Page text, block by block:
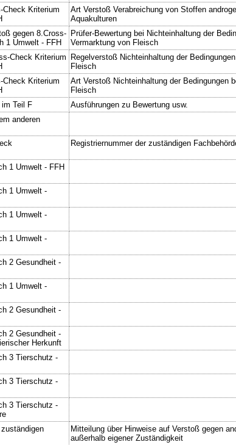
Check Kriterium
Art Verstoß Verabreichung von Stoffen
Aquakulturen
gegen 8.Cross-
1 Umwelt - FFH
Prüfer-Bewertung bei Nichteinhaltung der
Vermarktung von Fleisch
Check Kriterium
Regelverstoß Nichteinhaltung der
Fleisch
Check Kriterium
Art Verstoß Nichteinhaltung der Bedingungen
Fleisch
im Teil F Ausführungen zu Bewertung usw.
anderen
Registriernummer der zuständigen
1 Umwelt - FFH
1 Umwelt -
1 Umwelt -
1 Umwelt -
2 Gesundheit -
1 Umwelt -
2 Gesundheit -
2 Gesundheit -
Herkunft
3 Tierschutz -
3 Tierschutz -
3 Tierschutz -
Mitteilung über Hinweise auf Verstoß gegen
außerhalb eigener Zuständigkeit